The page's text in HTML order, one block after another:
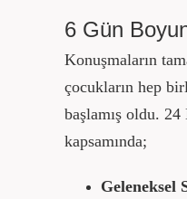
6 Gün
Konuşmaların
çocukların hep
başlamış oldu.
kapsamında;
Geleneksel